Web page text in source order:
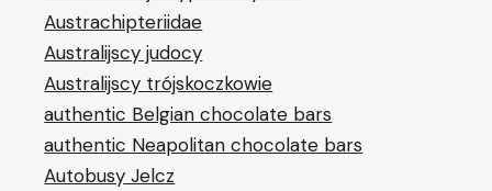
Austrachipteriidae
Australijscy judocy
Australijscy trójskoczkowie
authentic Belgian chocolate bars
authentic Neapolitan chocolate bars
Autobusy Jelcz